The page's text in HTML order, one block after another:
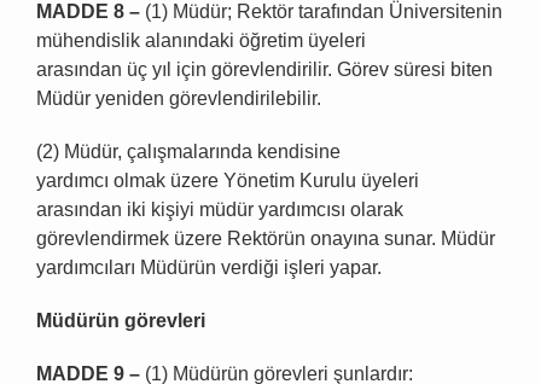
MADDE 8 – (1) Müdür; Rektör tarafından Üniversitenin
mühendislik alanındaki öğretim üyeleri
arasından üç yıl için görevlendirilir. Görev süresi biten
Müdür yeniden görevlendirilebilir.
(2) Müdür, çalışmalarında kendisine
yardımcı olmak üzere Yönetim Kurulu üyeleri
arasından iki kişiyi müdür yardımcısı olarak
görevlendirmek üzere Rektörün onayına sunar. Müdür
yardımcıları Müdürün verdiği işleri yapar.
Müd ürün görevleri
MADDE 9 – (1) Müdürün görevleri şunlardır: